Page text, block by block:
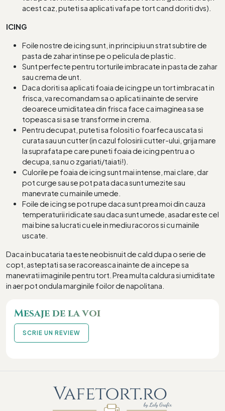
acest caz, puteti sa aplicati vafa pe tort cand doriti dvs).
ICING
Foile nostre de icing sunt, in principiu un strat subtire de
pasta de zahar intinse pe o pelicula de plastic.
Sunt perfecte pentru torturile imbracate in pasta de zahar
sau crema de unt.
Daca doriti sa aplicati foaia de icing pe un tort imbracat in
frisca, va recomandam sa o aplicati inainte de servire
deoarece umiditatea din frisca face ca imaginea sa se
topeasca si sa se transforme in crema.
Pentru decupat, puteti sa folositi o foarfeca uscata si
curata sau un cutter (in cazul folosirii cutter-ului, grija mare
la suprafata pe care puneti foaia de icing pentru a o
decupa, sa nu o zgariati/taiati!).
Culorile pe foaia de icing sunt mai intense, mai clare, dar
pot curge sau se pot pata daca sunt umezite sau
manevrate cu mainile umede.
Foile de icing se pot rupe daca sunt prea moi din cauza
temperaturii ridicate sau daca sunt umede, asadar este cel
mai bine sa lucrati cu ele in mediu racoros si cu mainile
uscate.
Daca in bucataria ta este neobisnuit de cald dupa o serie de
copt, asteptati sa se racoreasca inainte de a incepe sa
manevrati imaginile pentru tort. Prea multa caldura si umiditate
in aer pot ondula marginile foilor de napolitana.
Mesaje de la voi
SCRIE UN REVIEW